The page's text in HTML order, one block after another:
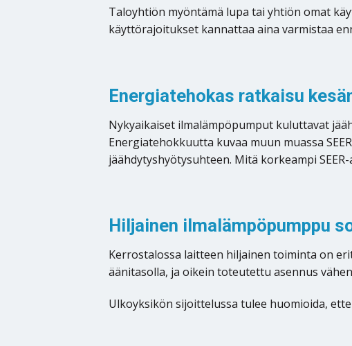
Taloyhtiön myöntämä lupa tai yhtiön omat
käyttörajoitukset kannattaa aina varmistaa
Energiatehokas ratkaisu
Nykyaikaiset ilmalämpöpumput kuluttavat
Energiatehokkuutta kuvaa muun muassa
jäähdytyshyötysuhteen. Mitä korkeampi
Hiljainen ilmalämpöpumppu
Kerrostalossa laitteen hiljainen toiminta on
äänitasolla, ja oikein toteutettu asennus
Ulkoyksikön sijoittelussa tulee huomioida,